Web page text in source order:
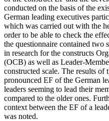
conducted on the basis of the
German leading executives
which was carried out with the
order to be able to check the
the questionnaire contained two
in research for the constructs
(OCB) as well as Leader-
constructed scale. The results of
pronounced EF of the German
leaders seeming to lead their
compared to the older ones.
context between the EF of a
was noted.